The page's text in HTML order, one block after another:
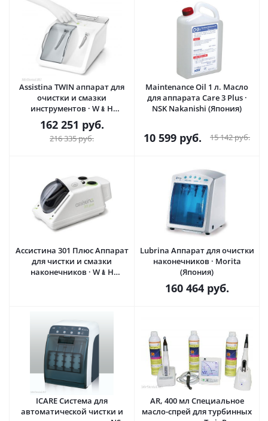
Аssistina TWIN аппарат для
очистки и смазки
инструментов · W﹠H
DentalWerk (Австрия)
162 251 руб.
216 335руб.
Maintenance Oil 1 л. Масло
для аппарата Care 3 Plus ·
NSK Nakanishi (Япония)
10 599 руб. 15 142руб.
Ассистина 301 Плюс Аппарат
для чистки и смазки
наконечников · W﹠H
Lubrina Аппарат для очистки
наконечников · Morita
(Япония)
160 464руб.
ICARE Система для
автоматической чистки и
AR, 400 мл Специальное
масло-спрей для турбинных